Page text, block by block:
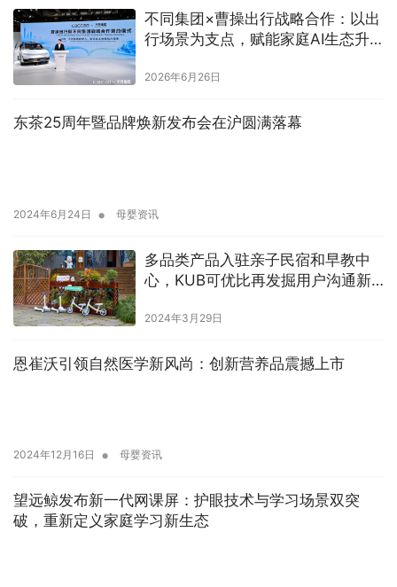
不同集团×曹操出行战略合作：以出
行场景为支点，赋能家庭AI生态升
2026年6月26日
东茶25周年暨品牌焕新发布会在沪圆满落幕
2024年6月24日 • 母婴资讯
多品类产品入驻亲子民宿和早教中
心，KUB可优比再发掘用户沟通新
2024年3月29日
恩崔沃引领自然医学新风尚：创新营养品震撼上市
2024年12月16日 • 母婴资讯
望远鲸发布新一代网课屏：护眼技术与学习场景双突
破，重新定义家庭学习新生态